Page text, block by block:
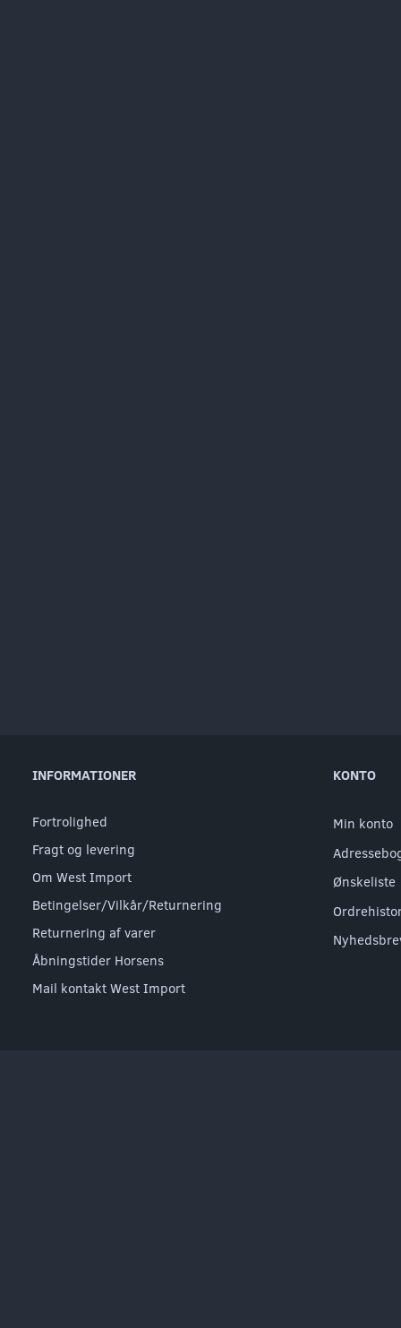
INFORMATIONER
Fortrolighed
Fragt og levering
Om West Import
Betingelser/Vilkår/Returnering
Returnering af varer
Åbningstider Horsens
Mail kontakt West Import
KONTO
Min konto
Ønskeliste